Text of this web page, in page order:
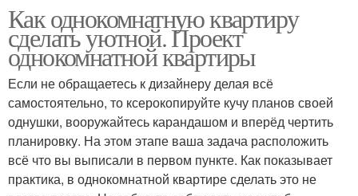
Как однокомнатную квартиру
сделать уютной. Проект
однокомнатной квартиры
Если не обращаетесь к дизайнеру делая всё
самостоятельно, то ксерокопируйте кучу планов своей
однушки, вооружайтесь карандашом и вперёд чертить
планировку. На этом этапе ваша задача расположить
всё что вы выписали в первом пункте. Как показывает
практика, в однокомнатной квартире сделать это не